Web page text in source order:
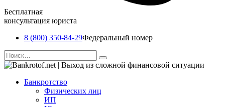
Бесплатная
консультация юриста
8 (800) 350-84-29Федеральный номер
Перейти
к
Search
for:
Банкротство
Физических лиц
ИП